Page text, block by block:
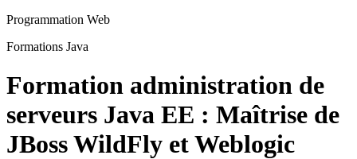
Programmation Web
Formations Java
Formation administration de
serveurs Java EE : Maîtrise de
JBoss WildFly et Weblogic